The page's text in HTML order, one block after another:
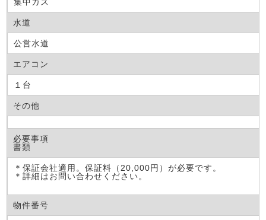
水道
公営水道
エアコン
１台
その他
必要事項
書類
＊保証会社適用。保証料（20,000円）が必要です。
＊詳細はお問い合わせください。
物件番号